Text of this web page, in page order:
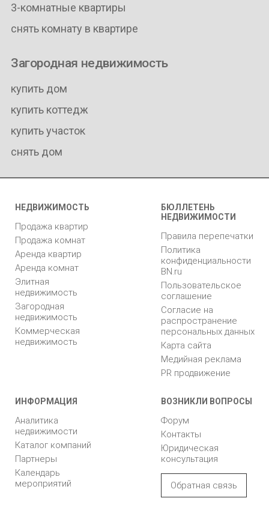
3-комнатные квартиры
снять комнату в квартире
Загородная недвижимость
купить дом
купить коттедж
купить участок
снять дом
НЕДВИЖИМОСТЬ
Продажа квартир
Продажа комнат
Аренда квартир
Аренда комнат
Элитная
недвижимость
Загородная
недвижимость
Коммерческая
недвижимость
БЮЛЛЕТЕНЬ
НЕДВИЖИМОСТИ
Правила перепечатки
Политика
конфиденциальности
BN.ru
Пользовательское
соглашение
Согласие на
распространение
персональных данных
Карта сайта
Медийная реклама
PR продвижение
ИНФОРМАЦИЯ
Аналитика
недвижимости
Каталог компаний
Партнеры
Календарь
мероприятий
ВОЗНИКЛИ ВОПРОСЫ
Форум
Контакты
Юридическая
консультация
Обратная связь